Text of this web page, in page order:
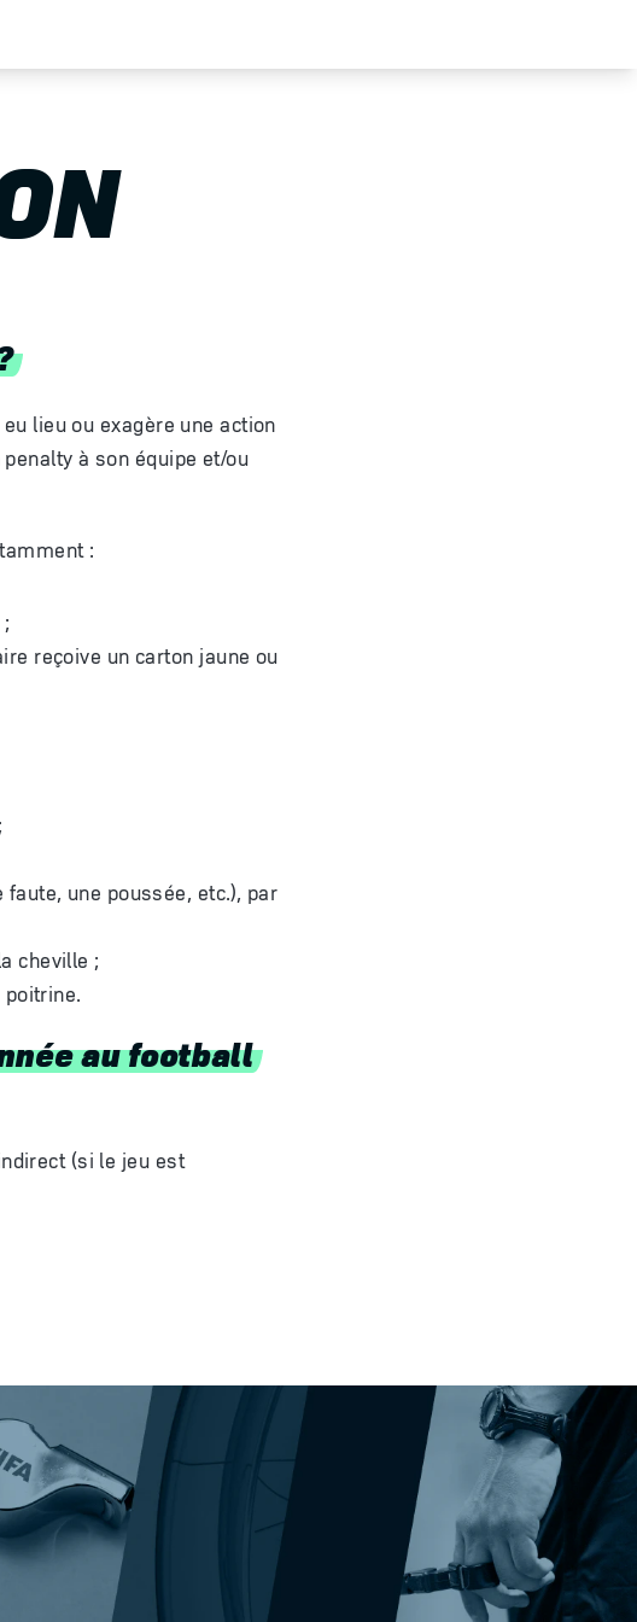
lieu ou exagère une action
à son équipe et/ou
:
reçoive un carton jaune ou
une poussée, etc.), par
cheville ;
au football
(si le jeu est